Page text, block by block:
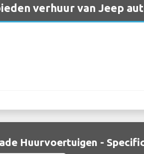
verhuur van Jeep
Huurvoertuigen -